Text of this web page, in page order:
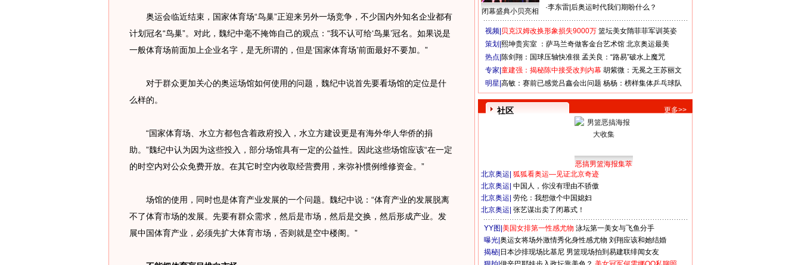
奥运会临近结束，国家体育场“鸟巢”正迎来另外一场竞争，不少国内外知名企业都有
计划冠名“鸟巢”。对此，魏纪中毫不掩饰自己的观点：“我不认可给‘鸟巢’冠名。如果说是
一般体育场前面加上企业名字，是无所谓的，但是‘国家体育场’前面最好不要加。”
对于群众更加关心的奥运场馆如何使用的问题，魏纪中说首先要看场馆的定位是什
么样的。
“国家体育场、水立方都包含着政府投入，水立方建设更是有海外华人华侨的捐
助。”魏纪中认为因为这些投入，部分场馆具有一定的公益性。因此这些场馆应该“在一定
的时空内对公众免费开放。在其它时空内收取经营费用，来弥补惯例维修资金。”
场馆的使用，同时也是体育产业发展的一个问题。魏纪中说：“体育产业的发展脱离
不了体育市场的发展。先要有群众需求，然后是市场，然后是交换，然后形成产业。发
展中国体育产业，必须先扩大体育市场，否则就是空中楼阁。”
闭幕盛典小贝亮相
·李东雷 后奥运时代我们期盼什么？
视频| 贝克汉姆改换形象损失9000万 篮坛美女隋菲菲军训英姿
策划| 熙坤贵宾室 ：萨马兰奇做客金台艺术馆 北京奥运最美
热点| 陈剑翔：国球压轴快准很 孟关良：“路易”破水上魔咒
专家| 童建强：揭秘陈中接受改判内幕 胡紫微：无冕之王苏丽文
明星| 高敏：赛前已感觉吕鑫会出问题 杨杨：榜样集体乒乓球队
社区 更多>>
恶搞男篮海报集萃
北京奥运 狐狐看奥运—见证北京奇迹
北京奥运 中国人，你没有理由不骄傲
北京奥运 劳伦：我想做个中国媳妇
北京奥运 张艺谋出卖了闭幕式！
YY图| 美国女排第一性感尤物 泳坛第一美女与飞鱼分手
曝光| 奥运女将场外激情秀化身性感尤物 刘翔应该和她结婚
揭秘| 日本沙排现场比基尼 男篮现场拍到易建联绯闻女友